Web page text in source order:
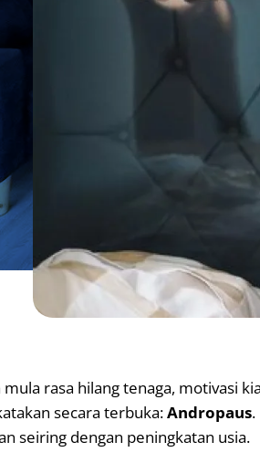
mula rasa hilang tenaga, motivasi
secara terbuka:Andropaus
seiring dengan peningkatan usia.